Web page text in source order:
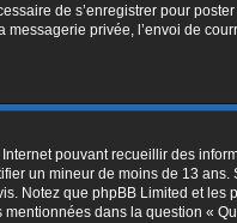
de s’enregistrer pour
privée, l’envoi de
pouvant recueillir des
un mineur de moins de 13
Notez que phpBB Limited et
dans la question «